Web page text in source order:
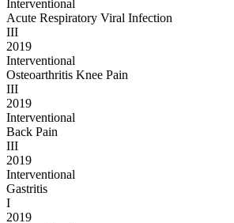
Interventional
Acute Respiratory Viral Infection
III
2019
Interventional
Osteoarthritis Knee Pain
III
2019
Interventional
Back Pain
III
2019
Interventional
Gastritis
I
2019